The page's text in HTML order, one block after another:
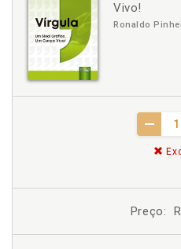
Vivo!
Ronaldo
Preço: